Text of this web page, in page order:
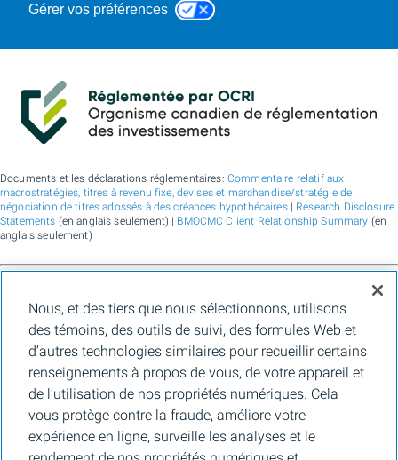
Gérer vos préférences
Documents et les déclarations réglementaires: Commentaire relatif aux
macrostratégies, titres à revenu fixe, devises et marchandise/stratégie de
négociation de titres adossés à des créances hypothécaires| Research Disclosure
Statements (en anglais seulement) | BMOCMC Client Relationship Summary (en
anglais seulement)
financier pour les services de vente en gros de la Banque de Montréal, de BMO
Bank N.A. (membre de la FDIC), de Bank of Montreal Europe Plc et de Bank of
Montreal (China) Co. Ltd., pour les services de courtage auprès des clients
institutionnels de BMO Capital Markets Corp. (membre de laFINRAet de laSIPC
et les services de courtage d'agence de Clearpool Execution Services, LLC
(membre laFINRAet de la SIPC) aux États-Unis, ainsi que pour les services de
courtage auprès des clients institutionnels de BMO Nesbitt Burns Inc. (membre de
l’Organisme canadien de réglementation des investissements, et membre du
Fonds canadien de protection des épargnants) au Canada et en Asie, de Bank of
Montreal Europe Plc (autorisée et réglementée par la Central Bank of Ireland) en
Europe et de BMO Capital Markets Limited (autorisée et réglementée par la
Nous, et des tiers que nous sélectionnons, utilisons
des témoins, des outils de suivi, des formules Web et
d’autres technologies similaires pour recueillir certains
renseignements à propos de vous, de votre appareil et
de l’utilisation de nos propriétés numériques. Cela
vous protège contre la fraude, améliore votre
expérience en ligne, surveille les analyses et le